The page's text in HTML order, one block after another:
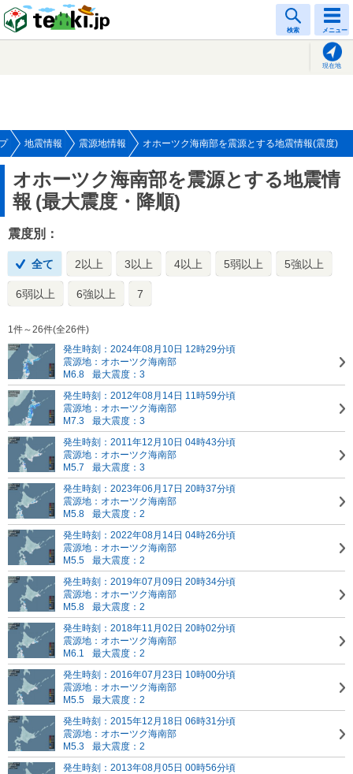
検索 メニュー
現在地
地震情報 震源地情報 オホーツク海南部を震源とする地震情報(震度)
オホーツク海南部を震源とする地震情
報 (最大震度・降順)
震度別：
全て 2以上 3以上 4以上 5弱以上 5強以上
6弱以上 6強以上 7
1件～26件(全26件)
発生時刻：2024年08月10日 12時29分頃
震源地：オホーツク海南部
M6.8
最大震度：3
発生時刻：2012年08月14日 11時59分頃
震源地：オホーツク海南部
M7.3
最大震度：3
発生時刻：2011年12月10日 04時43分頃
震源地：オホーツク海南部
M5.7
最大震度：3
発生時刻：2023年06月17日 20時37分頃
震源地：オホーツク海南部
M5.8
最大震度：2
発生時刻：2022年08月14日 04時26分頃
震源地：オホーツク海南部
M5.5
最大震度：2
発生時刻：2019年07月09日 20時34分頃
震源地：オホーツク海南部
M5.8
最大震度：2
発生時刻：2018年11月02日 20時02分頃
震源地：オホーツク海南部
M6.1
最大震度：2
発生時刻：2016年07月23日 10時00分頃
震源地：オホーツク海南部
M5.5
最大震度：2
発生時刻：2015年12月18日 06時31分頃
震源地：オホーツク海南部
M5.3
最大震度：2
発生時刻：2013年08月05日 00時56分頃